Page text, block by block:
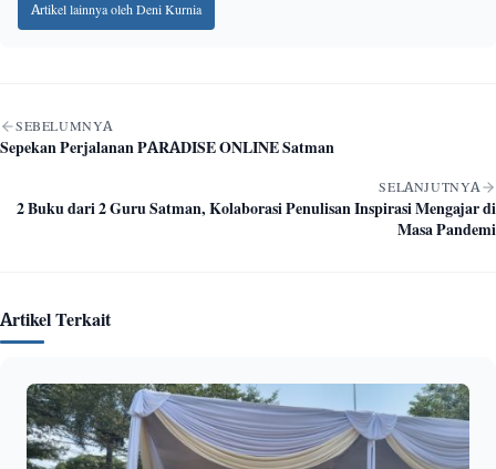
Artikel lainnya oleh Deni Kurnia
Navigasi artikel
SEBELUMNYA
Sepekan Perjalanan PARADISE ONLINE Satman
SELANJUTNYA
2 Buku dari 2 Guru Satman, Kolaborasi Penulisan Inspirasi Mengajar di
Masa Pandemi
Artikel Terkait